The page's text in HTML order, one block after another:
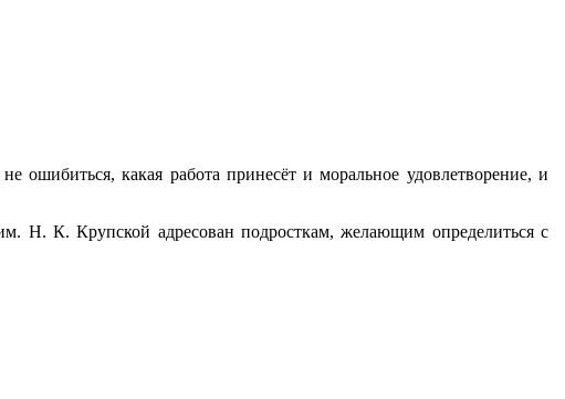
ошибиться, какая работа принесёт и моральное удовлетворение, и
Н. К. Крупской адресован подросткам, желающим определиться с